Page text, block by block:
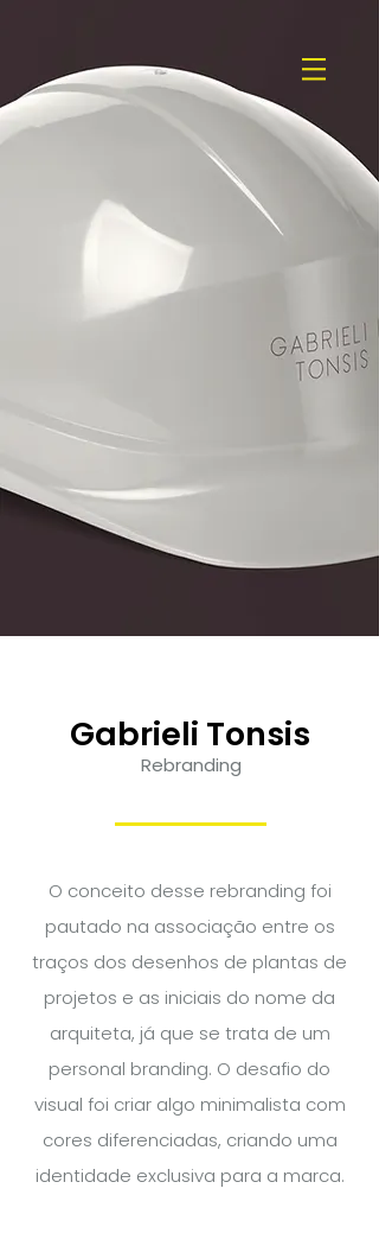
Gabrieli Tonsis
Rebranding
O conceito desse rebranding foi
pautado na associação entre os
traços dos desenhos de plantas de
projetos e as iniciais do nome da
arquiteta, já que se trata de um
personal branding. O desafio do
visual foi criar algo minimalista com
cores diferenciadas, criando uma
identidade exclusiva para a marca.